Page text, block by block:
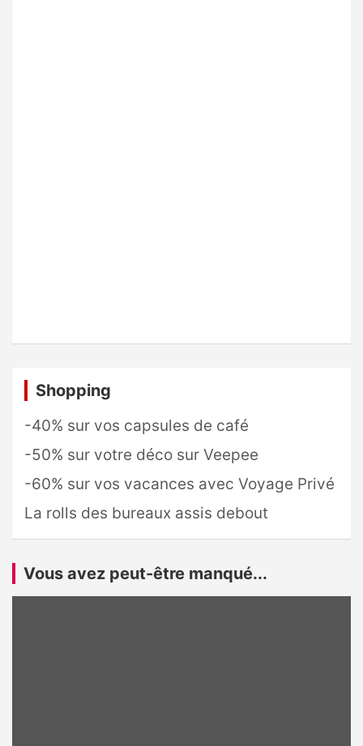
Shopping
-40% sur vos capsules de café
-50% sur votre déco sur Veepee
-60% sur vos vacances avec Voyage Privé
La rolls des bureaux assis debout
Vous avez peut-être manqué...